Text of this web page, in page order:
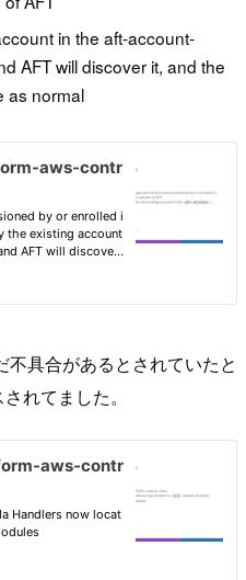
in the aft-account-
AFT will discover it, and the
as normal
不具合があるとされていたと
れてました。